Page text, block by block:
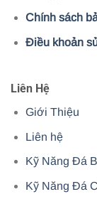
Chính sách
Điều khoản
Liên Hệ
Giới Thiệu
Liên hệ
Kỹ Năng Đá
Kỹ Năng Đá